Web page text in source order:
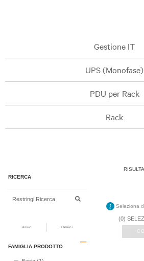
Gestione IT
UPS (Monofase)
PDU per Rack
Rack